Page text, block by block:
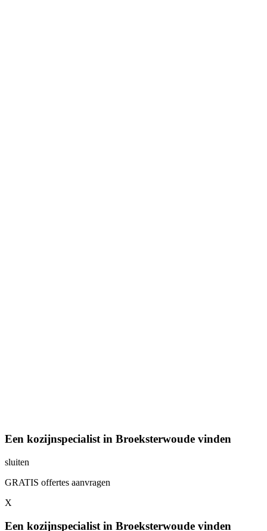
Een kozijnspecialist in Broeksterwoude vinden
sluiten
GRATIS offertes aanvragen
X
Een kozijnspecialist in Broeksterwoude vinden